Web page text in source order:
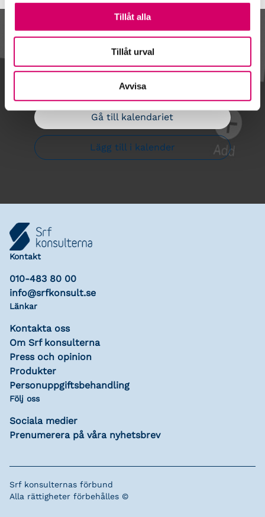
Tillåt alla
Tillåt urval
Avvisa
Kalendarium
Gå till kalendariet
Lägg till i kalender
Kontakt
010-483 80 00
info@srfkonsult.se
Länkar
Kontakta oss
Om Srf konsulterna
Press och opinion
Produkter
Personuppgiftsbehandling
Följ oss
Sociala medier
Prenumerera på våra nyhetsbrev
Srf konsulternas förbund
Alla rättigheter förbehålles ©